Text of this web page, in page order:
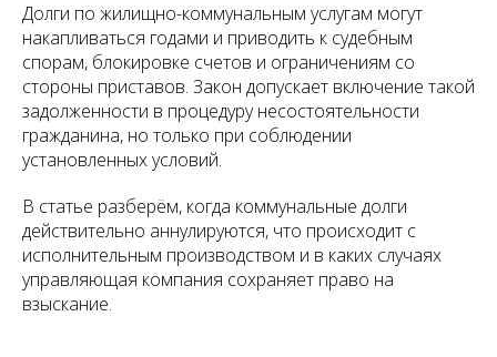
Долги по жилищно-коммунальным услугам могут
накапливаться годами и приводить к судебным
спорам, блокировке счетов и ограничениям со
стороны приставов. Закон допускает включение такой
задолженности в процедуру несостоятельности
гражданина, но только при соблюдении
установленных условий.
В статье разберём, когда коммунальные долги
действительно аннулируются, что происходит с
исполнительным производством и в каких случаях
управляющая компания сохраняет право на
взыскание.